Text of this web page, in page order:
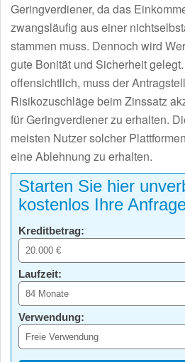
Geringverdiener, da das
zwangsläufig aus einer
stammen muss. Dennoch wird
gute Bonität und Sicherheit
offensichtlich, muss der
Risikozuschläge beim Zinssatz
für Geringverdiener zu erhalten.
meisten Nutzer solcher
eine Ablehnung zu erhalten.
Starten Sie hier
kostenlos Ihre
Kreditbetrag:
Laufzeit:
Verwendung: